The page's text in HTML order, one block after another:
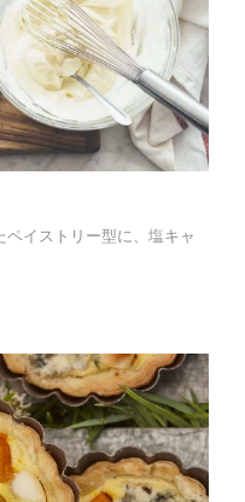
イストリー型に、塩キャ